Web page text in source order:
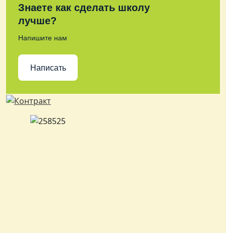
Знаете как сделать школу
лучше?
Напишите нам
Написать